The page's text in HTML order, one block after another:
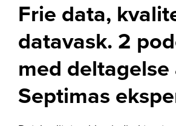
Frie data,
datavask. 2
med deltagelse
Septimas